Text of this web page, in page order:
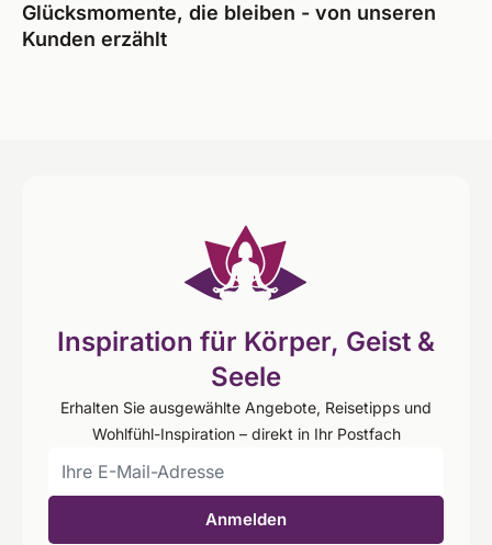
Glücksmomente, die bleiben - von unseren
Kunden erzählt
Inspiration für Körper, Geist &
Seele
Erhalten Sie ausgewählte Angebote, Reisetipps und
Wohlfühl-Inspiration – direkt in Ihr Postfach
Anmelden